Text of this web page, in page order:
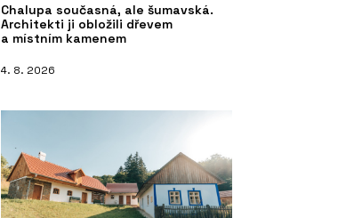
Chalupa současná, ale šumavská.
Architekti ji obložili dřevem
a místním kamenem
4. 8. 2026